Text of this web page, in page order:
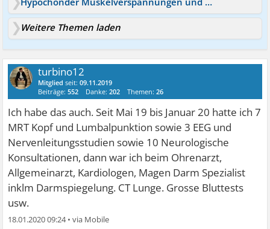
Weitere Themen laden
turbino12
Mitglied seit:09.11.2019
Beiträge:552 Danke:202 Themen:26
Ich habe das auch. Seit Mai 19 bis Januar 20 hatte ich 7
MRT Kopf und Lumbalpunktion sowie 3 EEG und
Nervenleitungsstudien sowie 10 Neurologische
Konsultationen, dann war ich beim Ohrenarzt,
Allgemeinarzt, Kardiologen, Magen Darm Spezialist
inklm Darmspiegelung. CT Lunge. Grosse Bluttests
usw.
18.01.2020 09:24•